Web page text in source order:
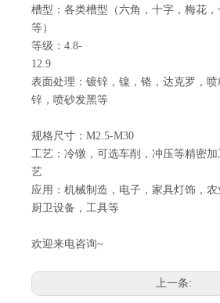
槽型：各类槽型（六角，十字，梅花，
等）
等级：4.8-
表面处理：镀锌，镍，铬，达克罗，
锌，喷砂发
规格尺寸：M2.5-M30
工艺：冷镦，可选车削，冲压等精密加
艺
应用：机械制造，电子，家具灯饰，农
厨卫设备，工具等
欢迎来电咨询~
上一条: